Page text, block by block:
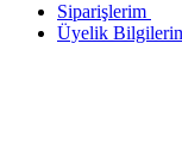
Siparişlerim
Üyelik